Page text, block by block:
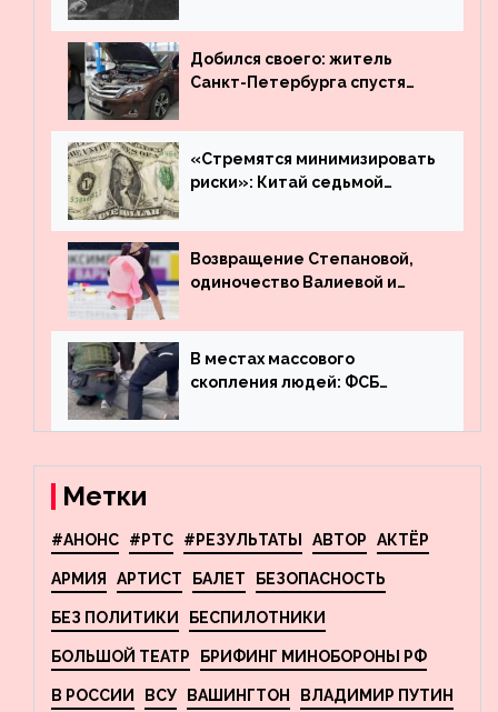
Добился своего: житель
Санкт-Петербурга спустя
угнанную в Казахстан
машину
«Стремятся минимизировать
риски»: Китай седьмой
деньги из американского
госдолга
Возвращение Степановой,
одиночество Валиевой и
что обсуждают в мире
фигурного катания
В местах массового
скопления людей: ФСБ
террористов, планировавших
Метки
#АНОНС #РТС #РЕЗУЛЬТАТЫ АВТОР АКТЁР
АРМИЯ АРТИСТ БАЛЕТ БЕЗОПАСНОСТЬ
БЕЗ ПОЛИТИКИ БЕСПИЛОТНИКИ
БОЛЬШОЙ ТЕАТР БРИФИНГ МИНОБОРОНЫ РФ
В РОССИИ ВСУ ВАШИНГТОН ВЛАДИМИР ПУТИН